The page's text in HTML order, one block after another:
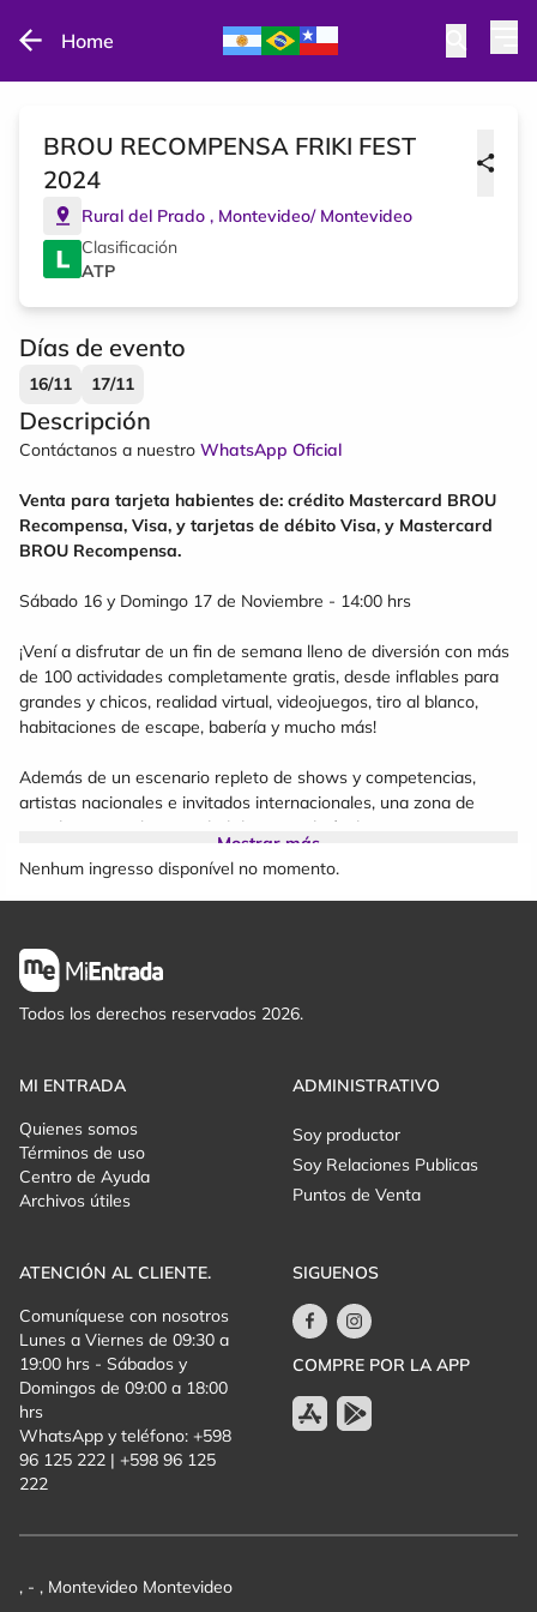
Home
BROU RECOMPENSA FRIKI FEST
2024
Rural del Prado , Montevideo/ Montevideo
Clasificación
ATP
Días de evento
16/11 17/11
Descripción
Contáctanos a nuestro WhatsApp Oficial
Venta para tarjeta habientes de: crédito Mastercard BROU
Recompensa, Visa, y tarjetas de débito Visa, y Mastercard
BROU Recompensa.
Sábado 16 y Domingo 17 de Noviembre - 14:00 hrs
¡Vení a disfrutar de un fin de semana lleno de diversión con más
de 100 actividades completamente gratis, desde inflables para
grandes y chicos, realidad virtual, videojuegos, tiro al blanco,
habitaciones de escape, babería y mucho más!
Además de un escenario repleto de shows y competencias,
artistas nacionales e invitados internacionales, una zona de
stands con mucha variedad de mercadería de tus animes,
gastronómico, pero por sobre todo, ¡un evento para disfrutar con
familia y amigos durante todo el día!
Si queres tu Pasaporte Friki 2024, podrás conseguirlo en
Informes dentro del evento o en Juguetería Jugatela por $50.
INFO. IMOPORTANTE PARA MEET AND GREET´s:
Vení a compartir un rato personal exclusivo para ti con tu
cariño y sacarte una foto o video con Passthor o con Ilay
Ventura.
Tenés que estar presente en la zona de Meet and greets a las
14:45, podrás encontrar su ubicación en el mapa en la entrada
del evento.
El meet and greet NO incluye la entrada a Friki Fest 2024, se
tiene que comprar por separado.
Mostrar más
Nenhum ingresso disponível no momento.
Todos los derechos reservados 2026.
MI ENTRADA
Quienes somos
Términos de uso
Centro de Ayuda
Archivos útiles
ADMINISTRATIVO
Soy productor
Soy Relaciones Publicas
Puntos de Venta
ATENCIÓN AL CLIENTE.
Comuníquese con nosotros
Lunes a Viernes de 09:30 a
19:00 hrs - Sábados y
Domingos de 09:00 a 18:00
hrs
WhatsApp y teléfono: +598
96 125 222 | +598 96 125
222
SIGUENOS
COMPRE POR LA APP
, - , Montevideo Montevideo